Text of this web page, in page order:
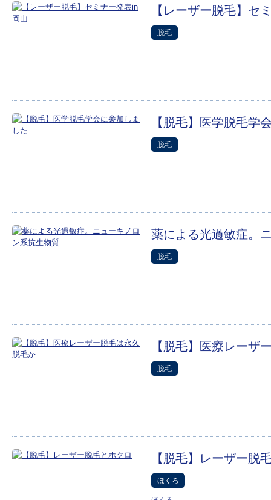
【レーザー脱毛】セ
脱毛
【脱毛】医学脱毛学
脱毛
薬による光過敏症。
脱毛
【脱毛】医療レーザ
脱毛
【脱毛】レーザー脱
ほくろ